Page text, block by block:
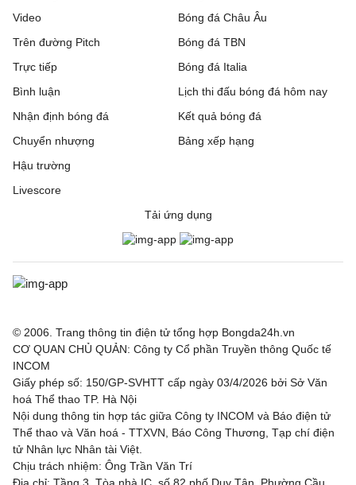
Video
Trên đường Pitch
Trực tiếp
Bóng đá Châu Âu
Bóng đá TBN
Bóng đá Italia
Bình luận
Nhận định bóng đá
Chuyển nhượng
Hậu trường
Livescore
Lịch thi đấu bóng đá hôm nay
Kết quả bóng đá
Bảng xếp hạng
Tải ứng dụng
© 2006. Trang thông tin điện tử tổng hợp Bongda24h.vn
CƠ QUAN CHỦ QUẢN: Công ty Cổ phần Truyền thông Quốc tế
INCOM
Giấy phép số: 150/GP-SVHTT cấp ngày 03/4/2026 bởi Sở Văn
hoá Thể thao TP. Hà Nội
Nội dung thông tin hợp tác giữa Công ty INCOM và Báo điện tử
Thể thao và Văn hoá - TTXVN, Báo Công Thương, Tạp chí điện
tử Nhân lực Nhân tài Việt.
Chịu trách nhiệm: Ông Trần Văn Trí